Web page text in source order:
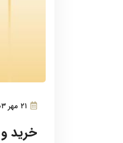
خرید